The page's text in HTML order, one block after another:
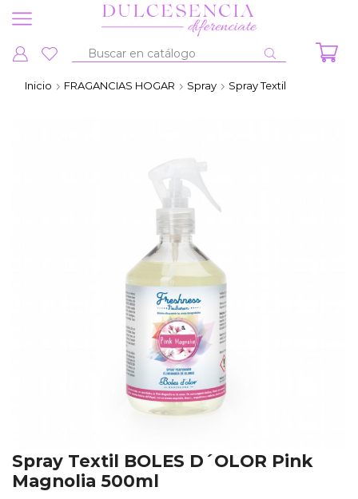
Entrada
búsqueda
Inicio FRAGANCIAS HOGAR Spray Spray Textil
Spray Textil BOLES D´OLOR Pink
Magnolia 500ml